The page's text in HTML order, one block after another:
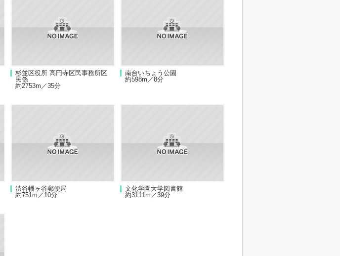
杉並区役所 高円寺区民事務所区
民係
約2753m／35分
南台いちょう公園
約598m／8分
渋谷幡ヶ谷郵便局
約751m／10分
文化学園大学図書館
約3111m／39分